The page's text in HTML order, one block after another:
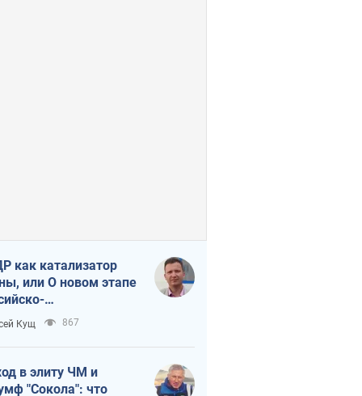
как катализатор
или О новом этапе
союза
Кущ 867
в элиту ЧМ и
"Сокола": что